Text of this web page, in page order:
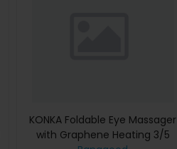
KONKA Foldable Eye Massager
with Graphene Heating 3/5